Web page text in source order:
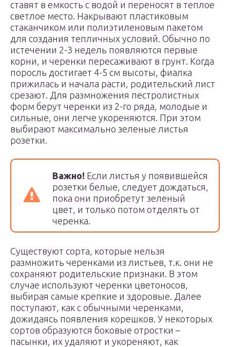
ставят в емкость с водой и переносят в теплое
светлое место. Накрывают пластиковым
стаканчиком или полиэтиленовым пакетом
для создания тепличных условий. Обычно по
истечении 2-3 недель появляются первые
корни, и черенки пересаживают в грунт. Когда
поросль достигает 4-5 см высоты, фиалка
прижилась и начала расти, родительский лист
срезают. Для размножения пестролистных
форм берут черенки из 2-го ряда, молодые и
сильные, они легче укореняются. При этом
выбирают максимально зеленые листья
розетки.
Важно! Если листья у появившейся
розетки белые, следует дождаться,
пока они приобретут зеленый
цвет, и только потом отделять от
черенка.
Существуют сорта, которые нельзя
размножить черенками из листьев, т.к. они не
сохраняют родительские признаки. В этом
случае используют черенки цветоносов,
выбирая самые крепкие и здоровые. Далее
поступают, как с обычными черенками,
дожидаясь появления корешков. У некоторых
сортов образуются боковые отростки –
пасынки, их удаляют и укореняют, как